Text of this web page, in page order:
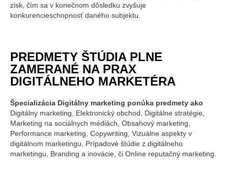
zisk, čím sa v konečnom dôsledku zvyšuje
konkurencieschopnosť daného subjektu.
PREDMETY ŠTÚDIA PLNE
ZAMERANÉ NA PRAX
DIGITÁLNEHO MARKETÉRA
Špecializácia Digitálny marketing ponúka predmety ako
Digitálny marketing, Elektronický obchod, Digitálne stratégie,
Marketing na sociálnych médiách, Obsahový marketing,
Performance marketing, Copywriting, Vizuálne aspekty v
digitálnom marketingu, Prípadové štúdie z digitálneho
marketingu, Branding a inovácie, či Online reputačný marketing.